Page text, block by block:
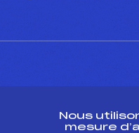
ESPACE PRESSE
Nous
mesure